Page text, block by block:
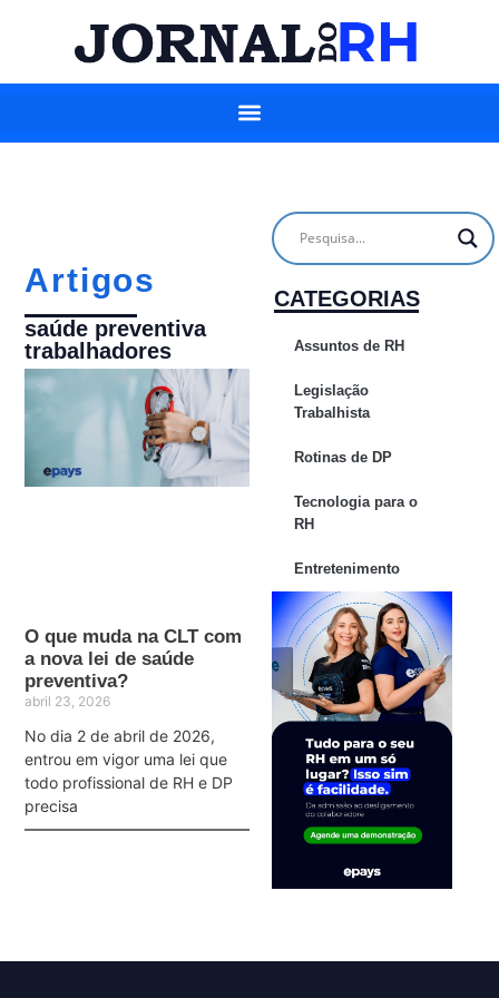
Artigos
saúde preventiva
trabalhadores
O que muda na CLT com
a nova lei de saúde
preventiva?
abril 23, 2026
No dia 2 de abril de 2026,
entrou em vigor uma lei que
todo profissional de RH e DP
precisa
CATEGORIAS
Assuntos de RH
Legislação
Trabalhista
Rotinas de DP
Tecnologia para o
RH
Entretenimento